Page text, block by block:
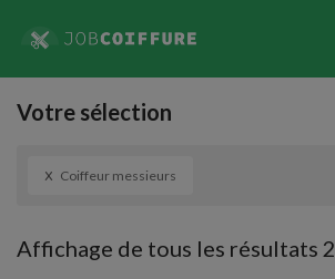
Votre sélection
x Coiffeur messieurs
Affichage de tous les résultats 2